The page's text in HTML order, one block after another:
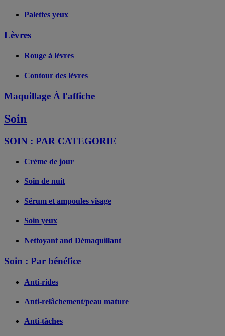
Palettes yeux
Lèvres
Rouge à lèvres
Contour des lèvres
Maquillage À l'affiche
Soin
SOIN : PAR CATEGORIE
Crème de jour
Soin de nuit
Sérum et ampoules visage
Soin yeux
Nettoyant and Démaquillant
Soin : Par bénéfice
Anti-rides
Anti-relâchement/peau mature
Anti-tâches